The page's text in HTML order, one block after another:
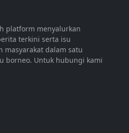
platform menyalurkan
terkini serta isu
masyarakat dalam satu
borneo. Untuk hubungi kami